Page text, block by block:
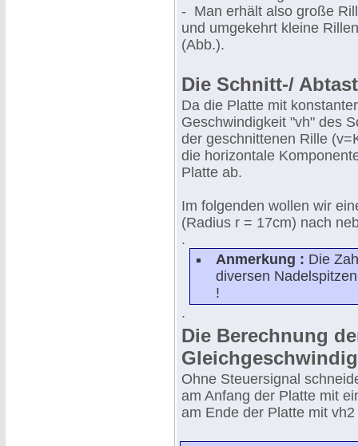
- Man erhält also große
und umgekehrt kleine
(Abb.).
Die Schnitt-/
Da die Platte mit
Geschwindigkeit "vh" des
der geschnittenen Rille
die horizontale
Platte ab.
Im folgenden wollen wir
(Radius r = 17cm) nach
.
Anmerkung : Die
diversen
!
.
Die Berechnung
Ohne Steuersignal
am Anfang der Platte mit
am Ende der Platte mit